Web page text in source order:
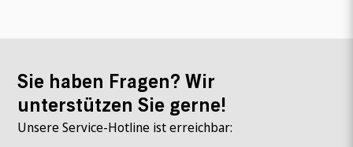
Sie haben Fragen? Wir
unterstützen Sie gerne!
Unsere Service-Hotline ist erreichbar: